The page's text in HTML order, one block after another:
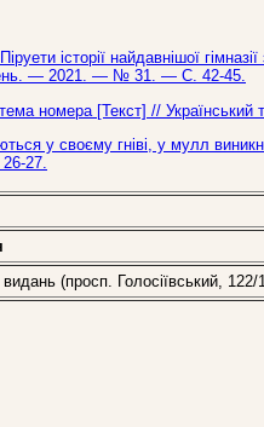
історії найдавнішої
— 2021. — № 31. — С. 42-45.
номера [Текст] //
у своєму гніві, у мулл
27.
видань (просп. Голосіївський, 122/